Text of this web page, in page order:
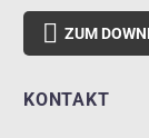
 ZUM
KONTAKT